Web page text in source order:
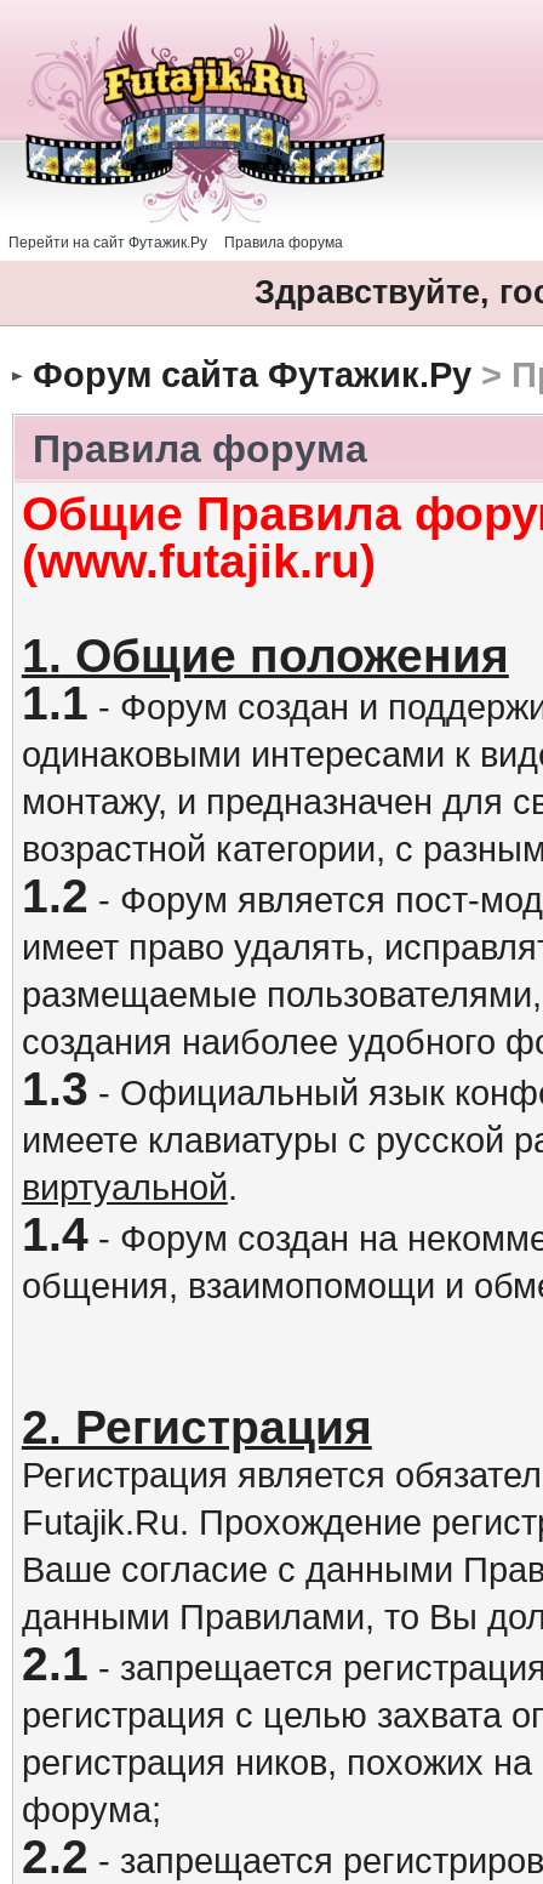
Перейти на сайт Футажик.Ру Правила форума
Здравствуйте,
Форум сайта Футажик.Ру>
Правила форума
Общие Правила
(www.futajik.ru)
1. Общие положения
1.1 - Форум создан и
одинаковыми интересами к
монтажу, и предназначен для
возрастной категории, с
1.2 - Форум является пост-
имеет право удалять,
размещаемые
создания наиболее удобного
1.3 - Официальный язык
имеете клавиатуры с русской
виртуальной.
1.4- Форум создан на
общения, взаимопомощи и
2. Регистрация
Регистрация является
Futajik.Ru. Прохождение
Ваше согласие с данными
данными Правилами, то Вы
2.1 - запрещается
регистрация с целью захвата
регистрация ников, похожих
форума;
2.2 - запрещается